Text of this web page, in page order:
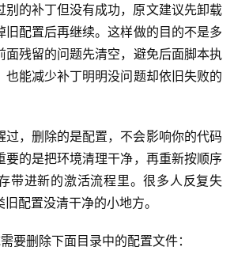
别的补丁但没有成功，原文建议先卸载
旧配置后再继续。这样做的目的不是多
面残留的问题先清空，避免后面脚本执
也能减少补丁明明没问题却依旧失败的
过，删除的是配置，不会影响你的代码
要的是把环境清理干净，再重新按顺序
带进新的激活流程里。很多人反复失
配置没清干净的小地方。
要删除下面目录中的配置文件：